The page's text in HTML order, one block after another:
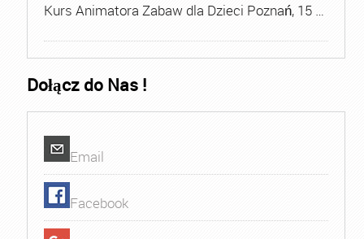
Kurs Animatora Zabaw dla Dzieci Poznań, 15 …
Dołącz do Nas !
Email
Facebook